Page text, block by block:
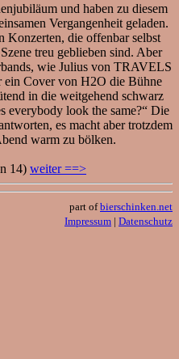
und haben zu diesem
Vergangenheit geladen.
Konzerten, die offenbar selbst
treu geblieben sind. Aber
wie Julius von TRAVELS
Cover von H2O die Bühne
in die weitgehend schwarz
everybody look the same?“ Die
es macht aber trotzdem
warm zu bölken.
14) weiter ==>
part ofbierschinken.net
Impressum | Datenschutz